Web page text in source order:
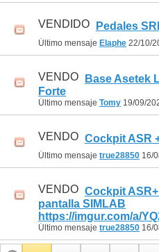
VENDIDO Pedales
Último mensaje Elaphe 22/10/
VENDO
Base Asetek
Forte
Último mensaje Tomy 19/09/
VENDO Cockpit ASR
Último mensaje true28850 16/
VENDO Cockpit
pantalla SIMLAB
https://imgur.com/a/
Último mensaje true28850 16/